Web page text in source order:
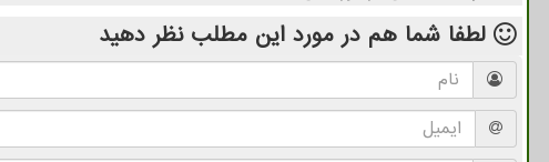
لطفا شما هم در مورد این مطلب نظر دهید